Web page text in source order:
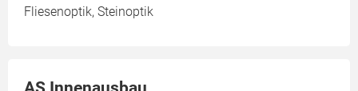
Fliesenoptik, Steinoptik